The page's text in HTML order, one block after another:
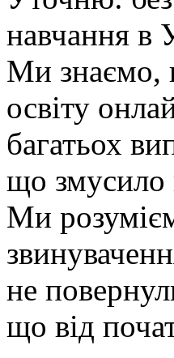
навчання в
Ми знаємо,
освіту
багатьох
що змусило
Ми
не
що від